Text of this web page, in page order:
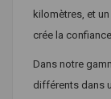
kilomètres, et
crée la
Dans notre
différents dans